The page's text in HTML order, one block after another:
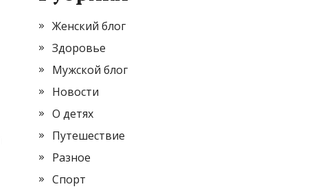
Женский блог
Здоровье
Мужской блог
Новости
О детях
Путешествие
Разное
Спорт